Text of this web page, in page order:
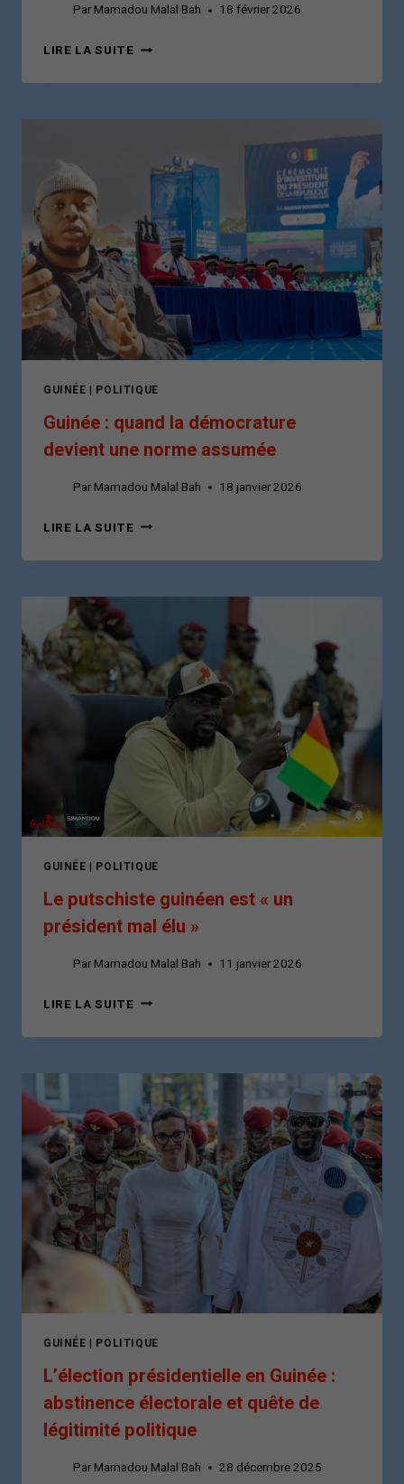
Par Mamadou Malal Bah 18 février 2026
LIRE LA SUITEMANQUE
LIQUIDITÉ
GUINÉE
PRÉSIDENTIELLE
ENTRE
PROMESSES
MINIÈRES
ET
DÉFIANCE
GÉNÉRALISÉE
GUINÉE | POLITIQUE
Guinée : quand la démocrature
devient une norme assumée
Par Mamadou Malal Bah 18 janvier 2026
LIRE LA SUITEGUINÉE
QUAND
DÉMOCRATURE
UNE
NORME
ASSUMÉE
GUINÉE | POLITIQUE
Le putschiste guinéen est « un
président mal élu »
Par Mamadou Malal Bah 11 janvier 2026
LIRE LA SUITELE
GUINÉEN
UN
PRÉSIDENT
MAL
ÉLU
»
GUINÉE | POLITIQUE
L’élection présidentielle en Guinée :
abstinence électorale et quête de
légitimité politique
Par Mamadou Malal Bah 28 décembre 2025